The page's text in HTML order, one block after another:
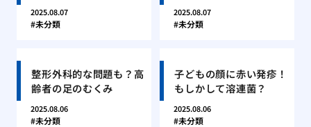
2025.08.07
未分類
2025.08.07
未分類
整形外科的な問題も？高
齢者の足のむくみ
2025.08.06
未分類
子どもの顔に赤い発疹！
もしかして溶連菌？
2025.08.06
未分類